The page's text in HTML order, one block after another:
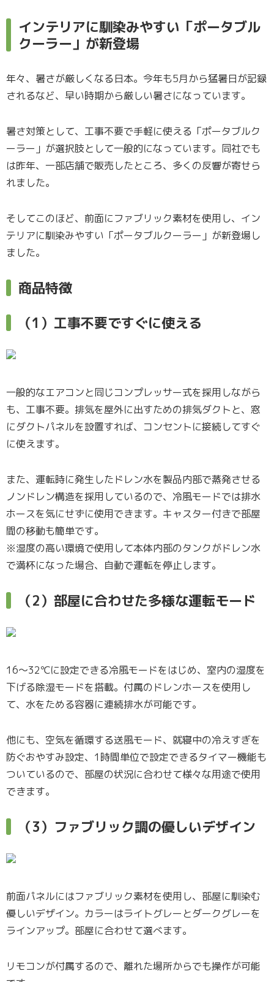
インテリアに馴染みやすい「ポータブル
クーラー」が新登場
年々、暑さが厳しくなる日本。今年も5月から猛暑日が記録
されるなど、早い時期から厳しい暑さになっています。
暑さ対策として、工事不要で手軽に使える「ポータブルク
ーラー」が選択肢として一般的になっています。同社でも
は昨年、一部店舗で販売したところ、多くの反響が寄せら
れました。
そしてこのほど、前面にファブリック素材を使用し、イン
テリアに馴染みやすい「ポータブルクーラー」が新登場し
ました。
商品特徴
（1）工事不要ですぐに使える
一般的なエアコンと同じコンプレッサー式を採用しながら
も、工事不要。排気を屋外に出すための排気ダクトと、窓
にダクトパネルを設置すれば、コンセントに接続してすぐ
に使えます。
また、運転時に発生したドレン水を製品内部で蒸発させる
ノンドレン構造を採用しているので、冷風モードでは排水
ホースを気にせずに使用できます。キャスター付きで部屋
間の移動も簡単です。
※湿度の高い環境で使用して本体内部のタンクがドレン水
で満杯になった場合、自動で運転を停止します。
（2）部屋に合わせた多様な運転モード
16〜32℃に設定できる冷風モードをはじめ、室内の湿度を
下げる除湿モードを搭載。付属のドレンホースを使用し
て、水をためる容器に連続排水が可能です。
他にも、空気を循環する送風モード、就寝中の冷えすぎを
防ぐおやすみ設定、1時間単位で設定できるタイマー機能も
ついているので、部屋の状況に合わせて様々な用途で使用
できます。
（3）ファブリック調の優しいデザイン
前面パネルにはファブリック素材を使用し、部屋に馴染む
優しいデザイン。カラーはライトグレーとダークグレーを
ラインアップ。部屋に合わせて選べます。
リモコンが付属するので、離れた場所からでも操作が可能